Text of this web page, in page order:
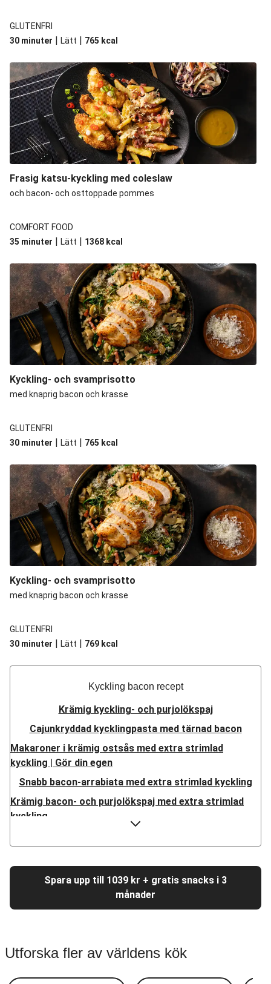
GLUTENFRI
30 minuter | Lätt | 765 kcal
Frasig katsu-kyckling med coleslaw
och bacon- och osttoppade pommes
COMFORT FOOD
35 minuter | Lätt | 1368 kcal
Kyckling- och svamprisotto
med knaprig bacon och krasse
GLUTENFRI
30 minuter | Lätt | 765 kcal
Kyckling- och svamprisotto
med knaprig bacon och krasse
GLUTENFRI
30 minuter | Lätt | 769 kcal
Kyckling bacon recept
Krämig kyckling- och purjolökspaj
Cajunkryddad kycklingpasta med tärnad bacon
Makaroner i krämig ostsås med extra strimlad
kyckling | Gör din egen
Snabb bacon-arrabiata med extra strimlad kyckling
Krämig bacon- och purjolökspaj med extra strimlad
kyckling
Krämig bacon-kyckling
Bacon-mumifierad kyckling
Spara upp till 1039 kr + gratis snacks i 3
månader
Utforska fler av världens kök